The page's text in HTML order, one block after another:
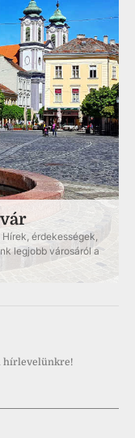
érdekességek,
legjobb városáról a
hírlevelünkre!